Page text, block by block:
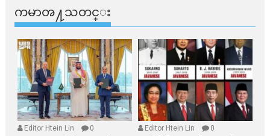
ကမာၻ႔သတင္း
Editor Htein Lin 0 Editor Htein Lin 0